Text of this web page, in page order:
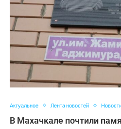
Актуальное Лента новостей
В Махачкале почтили